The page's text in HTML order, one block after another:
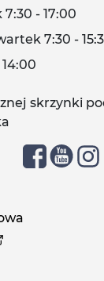
7:30 - 17:00
7:30 -
skrzynki